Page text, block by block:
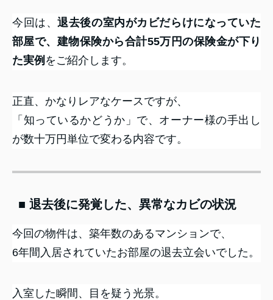
今回は、退去後の室内がカビだらけになっていた
部屋で、建物保険から合計55万円の保険金が下り
た実例 をご紹介します。
正直、かなりレアなケースですが、
「知っているかどうか」で、オーナー様の手出し
が数十万円単位で変わる内容です。
■ 退去後に発覚した、異常なカビの状況
今回の物件は、築年数のあるマンションで、
6年間入居されていたお部屋の退去立会いでした。
入室した瞬間、目を疑う光景。